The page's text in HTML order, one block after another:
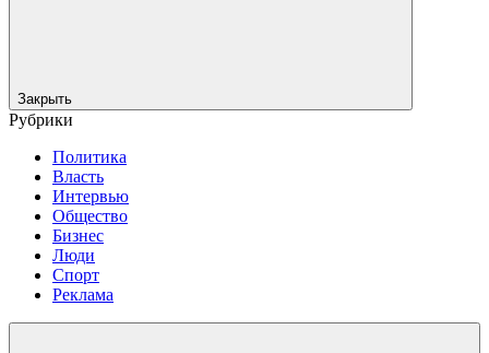
Закрыть
Рубрики
Политика
Власть
Интервью
Общество
Бизнес
Люди
Спорт
Реклама